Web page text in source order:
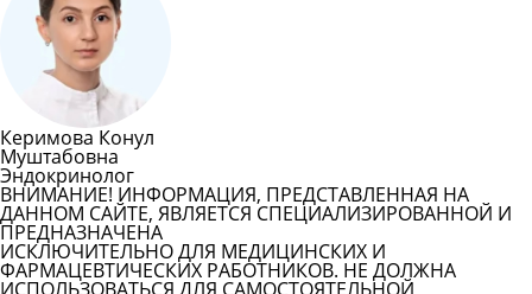
Керимова Конул
Муштабовна
Эндокринолог
ВНИМАНИЕ! ИНФОРМАЦИЯ, ПРЕДСТАВЛЕННАЯ НА
ДАННОМ САЙТЕ, ЯВЛЯЕТСЯ СПЕЦИАЛИЗИРОВАННОЙ И
ПРЕДНАЗНАЧЕНА
ИСКЛЮЧИТЕЛЬНО ДЛЯ МЕДИЦИНСКИХ И
ФАРМАЦЕВТИЧЕСКИХ РАБОТНИКОВ. НЕ ДОЛЖНА